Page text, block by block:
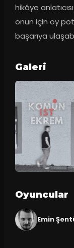
hikâye
onun için oy
başarıya
Galeri
Oyuncular
Emin